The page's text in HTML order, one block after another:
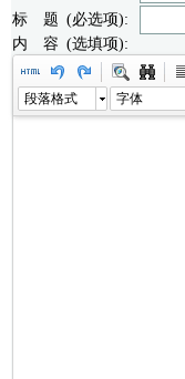
标 题 (必选项):
内 容 (选填项):
段落格式 字体